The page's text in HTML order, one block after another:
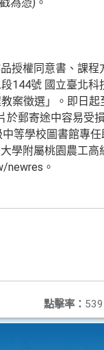
授權同意書、課
144號 國立臺北
案徵選」。即日
郵寄途中容易受
等學校圖書館專
學附屬桃園農工
newres。
點擊率： 539